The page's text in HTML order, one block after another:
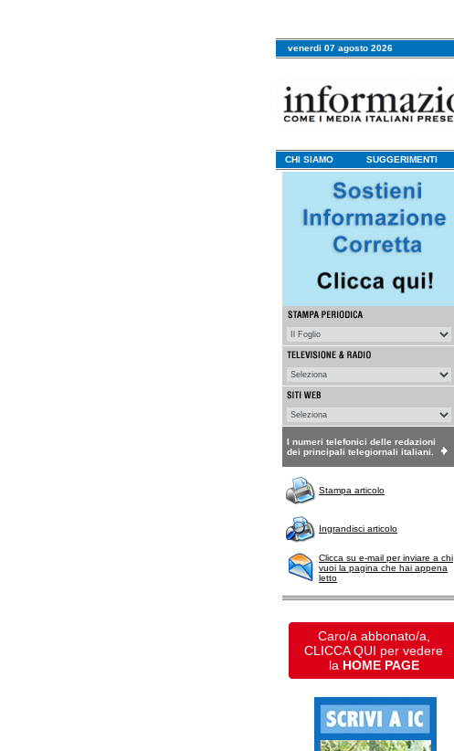
venerdi 07 agosto 2026
CHI SIAMO SUGGERIMENTI
I numeri telefonici delle redazioni
dei principali telegiornali italiani.
Stampa articolo
Ingrandisci articolo
Clicca su e-mail per inviare a chi
vuoi la pagina che hai appena
letto
Caro/a abbonato/a,
CLICCA QUI per vedere
la HOME PAGE